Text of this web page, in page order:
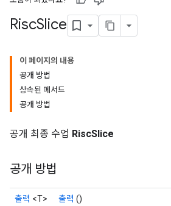
RiscSlice
이 페이지의 내용
공개 방법
상속된 메서드
공개 방법
공개 최종 수업 RiscSlice
공개 방법
출력 <T> 출력 ()